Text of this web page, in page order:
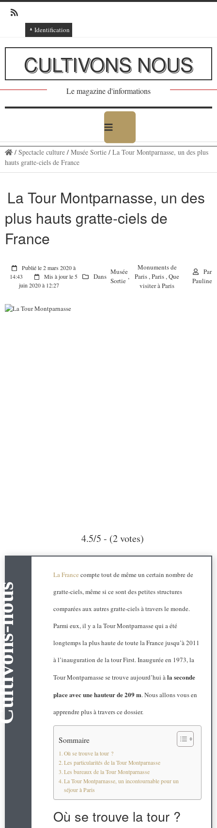
Identification
Connexion
Connexion via Facebook
Inscription
Ajout texte ou poème
CULTIVONS NOUS
Le magazine d'informations
/ Spectacle culture/ Musée Sortie/ La Tour Montparnasse, un des plus
hauts gratte-ciels de France
La Tour Montparnasse, un des
plus hauts gratte-ciels de
France
Publié le 2 mars 2020 à
14:43
Mis à jour le 5
juin 2020 à 12:27
Dans
Musée
Sortie
,
Monuments de
Paris,Paris,Que
visiter à Paris
Par
Pauline
4.5/5 - (2 votes)
La France compte tout de même un certain nombre de
gratte-ciels, même si ce sont des petites structures
comparées aux autres gratte-ciels à travers le monde.
Parmi eux, il y a la Tour Montparnasse qui a été
longtemps la plus haute de toute la France jusqu’à 2011
à l’inauguration de la tour First. Inaugurée en 1973, la
Tour Montparnasse se trouve aujourd’hui àla seconde
place avec une hauteur de 209 m. Nous allons vous en
apprendre plus à travers ce dossier.
Sommaire
Où se trouve la tour ?
Les particularités de la Tour Montparnasse
Les bureaux de la Tour Montparnasse
La Tour Montparnasse, un incontournable pour un
séjour à Paris
Où se trouve la tour ?